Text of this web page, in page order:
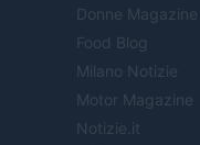
Donne Magazine
Food Blog
Milano Notizie
Motor Magazine
Notizie.it